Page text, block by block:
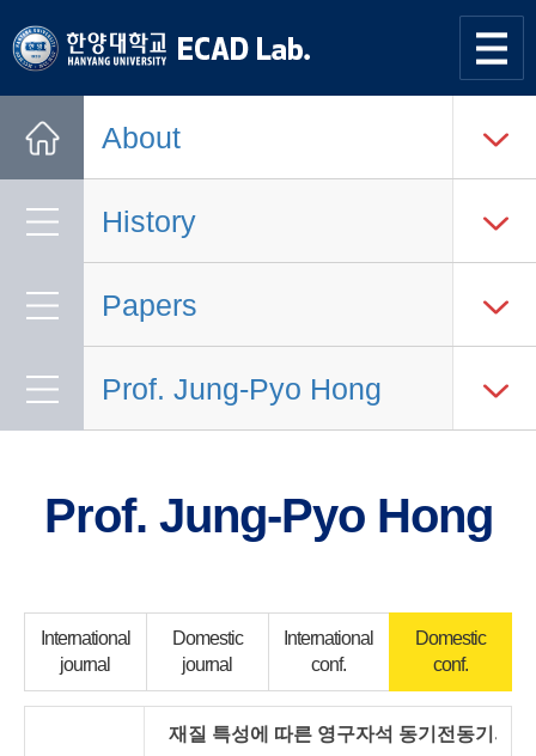
한양대학교 한양대학교
연구실
About
History
Papers
Prof. Jung-Pyo Hong
Prof. Jung-Pyo Hong
International
journal
Domestic
journal
International
conf.
Domestic
conf.
재질 특성에 따른 영구자석 동기전동기의